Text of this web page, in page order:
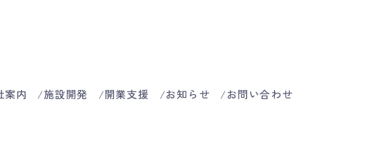
案内 施設開発 開業支援 お知らせ お問い合わせ